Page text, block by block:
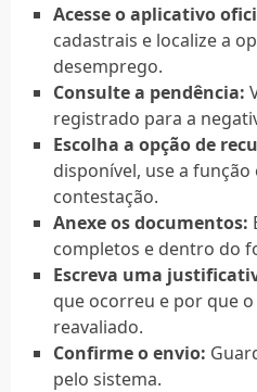
Acesse o aplicativo
cadastrais e localize a
desemprego.
Consulte a pendência:
registrado para a
Escolha a opção de
disponível, use a função
contestação.
Anexe os documentos:
completos e dentro do
Escreva uma
que ocorreu e por que
reavaliado.
Confirme o envio:
pelo sistema.